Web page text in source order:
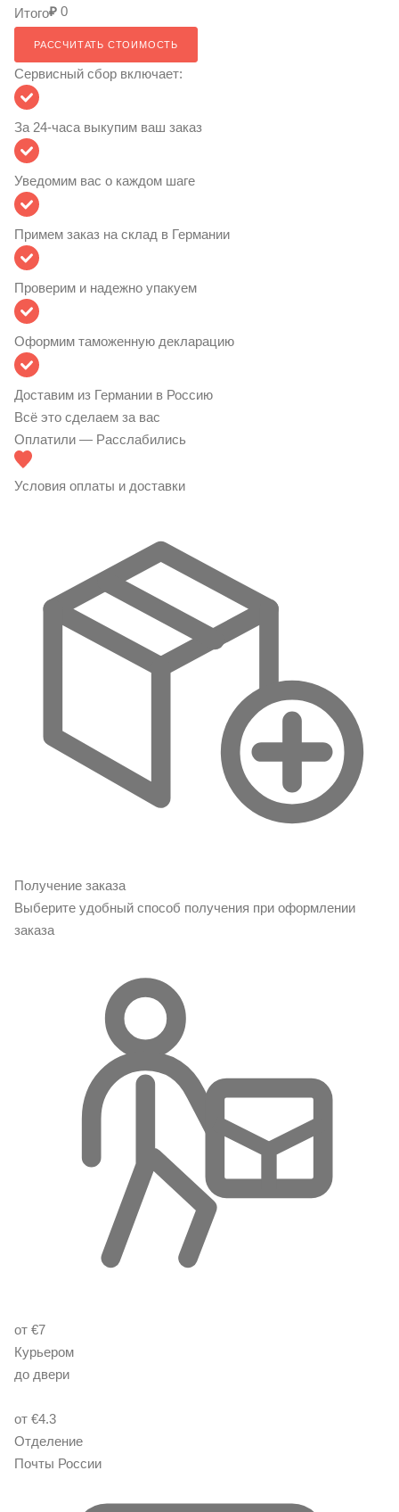
Итого₽ 0
РАССЧИТАТЬ СТОИМОСТЬ
Сервисный сбор включает:
За 24-часа выкупим ваш заказ
Уведомим вас о каждом шаге
Примем заказ на склад в Германии
Проверим и надежно упакуем
Оформим таможенную декларацию
Доставим из Германии в Россию
Всё это сделаем за вас
Оплатили — Расслабились
Условия оплаты и доставки
Получение заказа
Выберите удобный способ получения при оформлении
заказа
от €7
Курьером
до двери
от €4.3
Отделение
Почты России